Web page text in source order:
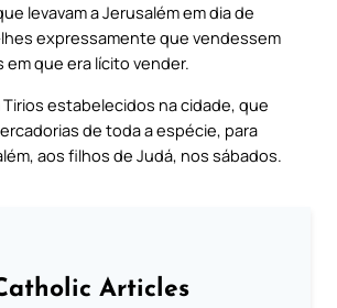
levavam a Jerusalém em dia de
expressamente que vendessem
que era lícito vender.
Tirios estabelecidos na cidade, que
de toda a espécie, para
aos filhos de Judá, nos sábados.
Articles